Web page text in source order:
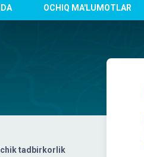
OCHIQ MA'LUMOTLAR
tadbirkorlik